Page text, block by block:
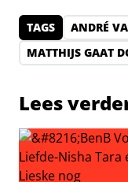
TAGS ANDRÉ
MATTHIJS GAAT
Lees